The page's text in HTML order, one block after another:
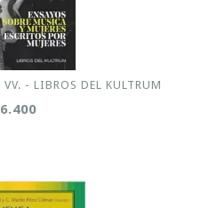
- LIBROS DEL KULTRUM